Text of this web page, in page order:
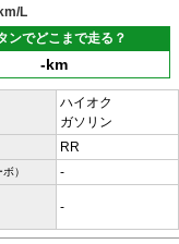
L
ンでどこまで走る？
-km
ハイオク
ガソリン
RR
） -
-